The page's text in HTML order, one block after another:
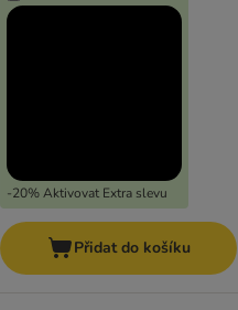
-20% Aktivovat Extra slevu
Přidat do košíku